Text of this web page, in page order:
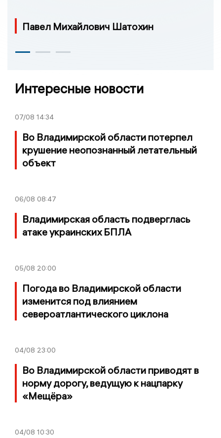
Павел Михайлович Шатохин
Интересные новости
07/08 14:34
Во Владимирской области потерпел
крушение неопознанный летательный
объект
06/08 08:47
Владимирская область подверглась
атаке украинских БПЛА
05/08 20:00
Погода во Владимирской области
изменится под влиянием
североатлантического циклона
04/08 23:00
Во Владимирской области приводят в
норму дорогу, ведущую к нацпарку
«Мещёра»
04/08 10:30